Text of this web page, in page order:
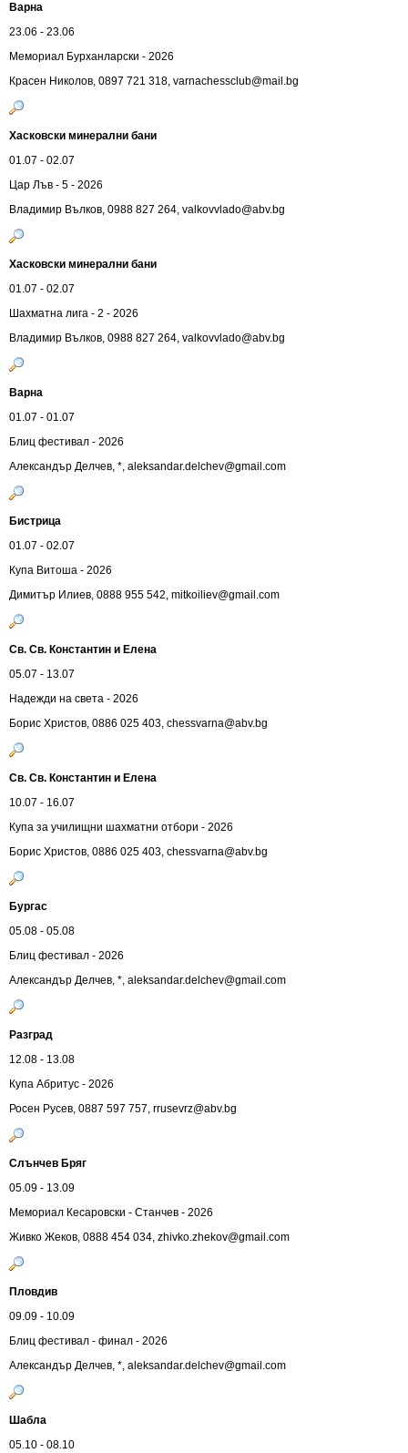
Варна
23.06 - 23.06
Мемориал Бурханларски - 2026
Красен Николов, 0897 721 318, varnachessclub@mail.bg
Хасковски минерални бани
01.07 - 02.07
Цар Лъв - 5 - 2026
Владимир Вълков, 0988 827 264, valkovvlado@abv.bg
Хасковски минерални бани
01.07 - 02.07
Шахматна лига - 2 - 2026
Владимир Вълков, 0988 827 264, valkovvlado@abv.bg
Варна
01.07 - 01.07
Блиц фестивал - 2026
Александър Делчев, *, aleksandar.delchev@gmail.com
Бистрица
01.07 - 02.07
Купа Витоша - 2026
Димитър Илиев, 0888 955 542, mitkoiliev@gmail.com
Св. Св. Константин и Елена
05.07 - 13.07
Надежди на света - 2026
Борис Христов, 0886 025 403, chessvarna@abv.bg
Св. Св. Константин и Елена
10.07 - 16.07
Купа за училищни шахматни отбори - 2026
Борис Христов, 0886 025 403, chessvarna@abv.bg
Бургас
05.08 - 05.08
Блиц фестивал - 2026
Александър Делчев, *, aleksandar.delchev@gmail.com
Разград
12.08 - 13.08
Купа Абритус - 2026
Росен Русев, 0887 597 757, rrusevrz@abv.bg
Слънчев Бряг
05.09 - 13.09
Мемориал Кесаровски - Станчев - 2026
Живко Жеков, 0888 454 034, zhivko.zhekov@gmail.com
Пловдив
09.09 - 10.09
Блиц фестивал - финал - 2026
Александър Делчев, *, aleksandar.delchev@gmail.com
Шабла
05.10 - 08.10